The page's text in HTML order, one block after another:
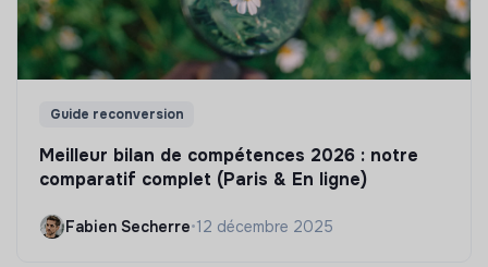
Guide reconversion
Meilleur bilan de compétences 2026 : notre
comparatif complet (Paris & En ligne)
Fabien Secherre•12 décembre 2025